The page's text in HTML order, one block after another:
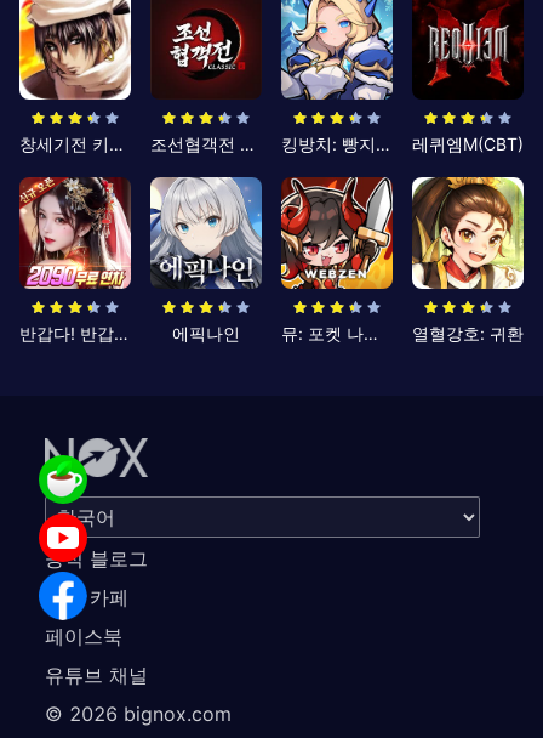
창세기전 키우기 조선협객전 클래식 킹방치: 빵지의 제왕 레퀴엠M(CBT)
반갑다! 반갑삼국지 에픽나인 뮤: 포켓 나이츠 열혈강호: 귀환
공식 블로그
공식 카페
페이스북
유튜브 채널
© 2026 bignox.com